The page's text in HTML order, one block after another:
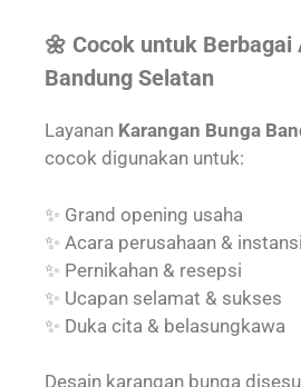
🌼 Cocok untuk Berbagai
Bandung Selatan
Layanan Karangan Bunga
cocok digunakan untuk:
✨ Grand opening usaha
✨ Acara perusahaan & instansi
✨ Pernikahan & resepsi
✨ Ucapan selamat & sukses
✨ Duka cita & belasungkawa
Desain karangan bunga